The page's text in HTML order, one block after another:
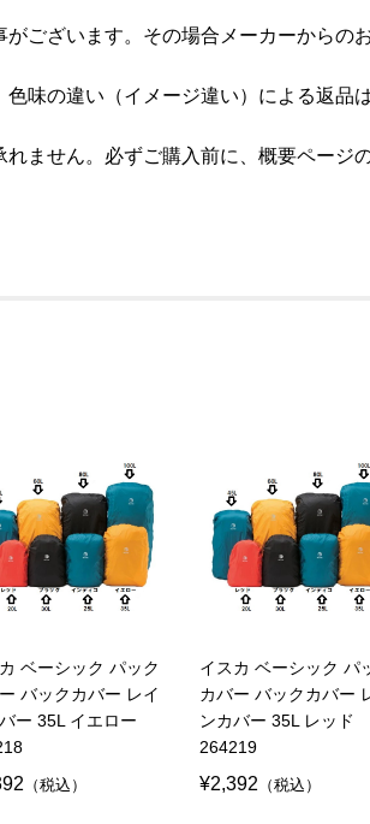
ございます。その場合メーカーからの
味の違い（イメージ違い）による返品
ません。必ずご購入前に、概要ページ
ベーシック パック
バックカバー レイ
ー 35L イエロー
（税込）
イスカ ベーシック パ
カバー バックカバー
ンカバー 35L レッド
264219
¥2,392 （税込）